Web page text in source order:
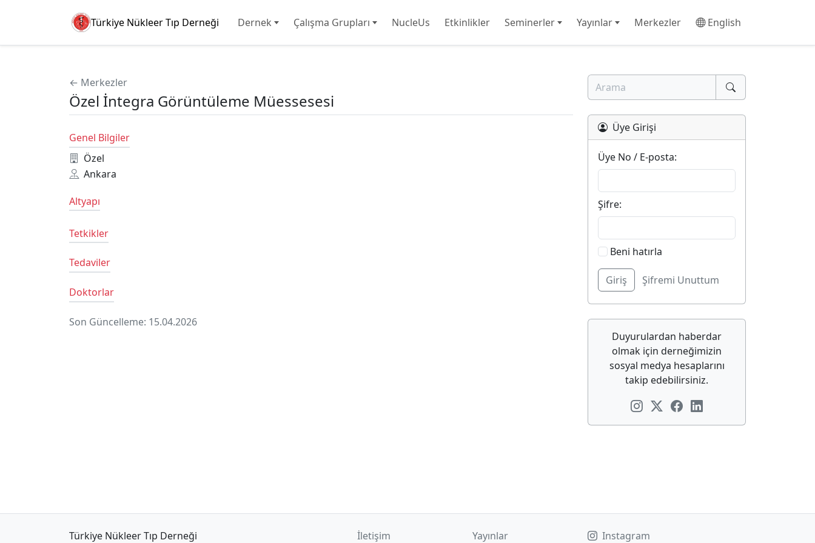
Türkiye Nükleer Tıp Derneği Dernek Çalışma Grupları NucleUs Etkinlikler Seminerler Yayınlar Merkezler English
← Merkezler
Özel İntegra Görüntüleme Müessesesi
Genel Bilgiler
Özel
Ankara
Altyapı
Tetkikler
Tedaviler
Doktorlar
Son Güncelleme: 15.04.2026
Üye Girişi
Üye No / E-posta:
Şifre:
Beni hatırla
Şifremi Unuttum
Duyurulardan haberdar
olmak için derneğimizin
sosyal medya hesaplarını
takip edebilirsiniz.
Türkiye Nükleer Tıp Derneği İletişim Yayınlar Instagram